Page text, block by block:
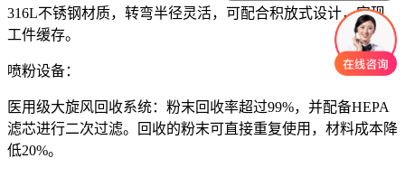
316L不锈钢材质，转弯半径灵活，可配合积放式设计，实现
工件缓存。
喷粉设备：
医用级大旋风回收系统：粉末回收率超过99%，并配备HEPA
滤芯进行二次过滤。回收的粉末可直接重复使用，材料成本降
低20%。